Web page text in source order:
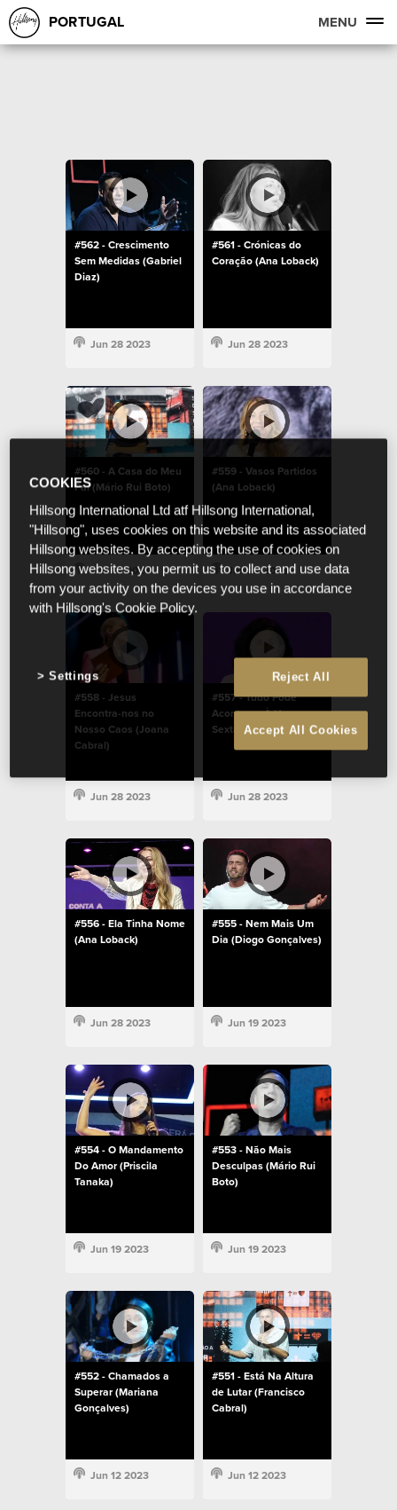
PORTUGAL MENU
#562 - Crescimento
Sem Medidas (Gabriel
Diaz)
Jun 28 2023
#561 - Crónicas do
Coração (Ana Loback)
Jun 28 2023
#560 - A Casa do Meu
Pai (Mário Rui Boto)
Jun 28 2023
#559 - Vasos Partidos
(Ana Loback)
Jun 28 2023
#558 - Jesus
Encontra-nos no
Nosso Caos (Joana
Cabral)
Jun 28 2023
#557 - Tudo Pode
Acontecer À Hora
Sexta (Amélia Boto)
Jun 28 2023
#556 - Ela Tinha Nome
(Ana Loback)
Jun 28 2023
#555 - Nem Mais Um
Dia (Diogo Gonçalves)
Jun 19 2023
#554 - O Mandamento
Do Amor (Priscila
Tanaka)
Jun 19 2023
#553 - Não Mais
Desculpas (Mário Rui
Boto)
Jun 19 2023
#552 - Chamados a
Superar (Mariana
Gonçalves)
Jun 12 2023
#551 - Está Na Altura
de Lutar (Francisco
Cabral)
Jun 12 2023
COOKIES
Hillsong International Ltd atf Hillsong International,
"Hillsong", uses cookies on this website and its associated
Hillsong websites. By accepting the use of cookies on
Hillsong websites, you permit us to collect and use data
from your activity on the devices you use in accordance
with Hillsong's Cookie Policy.
Reject All
Accept All Cookies
Settings